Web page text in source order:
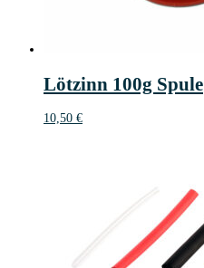
Lötzinn 100g Spule
10,50 €